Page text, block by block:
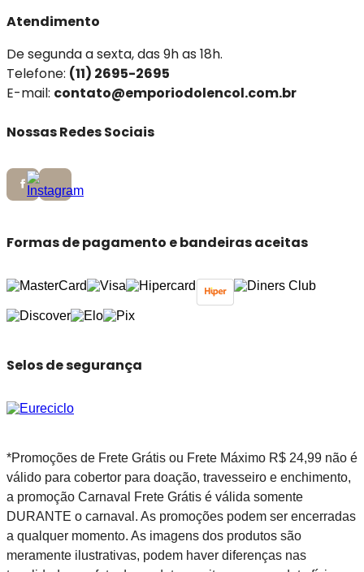
Atendimento
De segunda a sexta, das 9h as 18h.
Telefone: (11) 2695-2695
E-mail: contato@emporiodolencol.com.br
Nossas Redes Sociais
Formas de pagamento e bandeiras aceitas
Selos de segurança
*Promoções de Frete Grátis ou Frete Máximo R$ 24,99 não é
válido para cobertor para doação, travesseiro e enchimento,
a promoção Carnaval Frete Grátis é válida somente
DURANTE o carnaval. As promoções podem ser encerradas
a qualquer momento. As imagens dos produtos são
meramente ilustrativas, podem haver diferenças nas